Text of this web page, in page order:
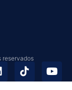
reservados